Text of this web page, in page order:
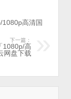
1080p高清国
下一篇：
1080p/高
网盘下载